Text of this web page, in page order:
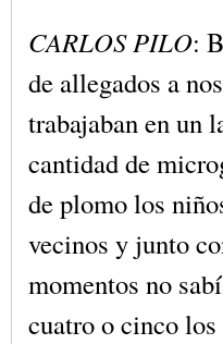
CARLOS PILO:
de allegados a
trabajaban en un
cantidad de
de plomo los
vecinos y junto
momentos no
cuatro o cinco